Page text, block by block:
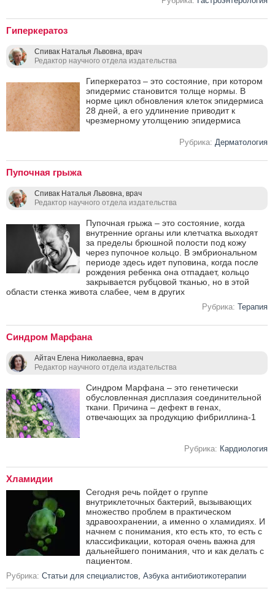
Гиперкератоз
Спивак Наталья Львовна, врач
Редактор научного отдела издательства
Гиперкератоз – это состояние, при котором
эпидермис становится толще нормы. В
норме цикл обновления клеток эпидермиса
28 дней, а его удлинение приводит к
чрезмерному утолщению эпидермиса
Рубрика: Дерматология
Пупочная грыжа
Спивак Наталья Львовна, врач
Редактор научного отдела издательства
Пупочная грыжа – это состояние, когда
внутренние органы или клетчатка выходят
за пределы брюшной полости под кожу
через пупочное кольцо. В эмбриональном
периоде здесь идет пуповина, когда после
рождения ребенка она отпадает, кольцо
закрывается рубцовой тканью, но в этой
области стенка живота слабее, чем в других
Рубрика: Терапия
Синдром Марфана
Айтач Елена Николаевна, врач
Редактор научного отдела издательства
Синдром Марфана – это генетически
обусловленная дисплазия соединительной
ткани. Причина – дефект в генах,
отвечающих за продукцию фибриллина-1
Рубрика: Кардиология
Хламидии
Сегодня речь пойдет о группе
внутриклеточных бактерий, вызывающих
множество проблем в практическом
здравоохранении, а именно о хламидиях. И
начнем с понимания, кто есть кто, то есть с
классификации, которая очень важна для
дальнейшего понимания, что и как делать с
пациентом.
Рубрика: Статьи для специалистов Азбука антибиотикотерапии